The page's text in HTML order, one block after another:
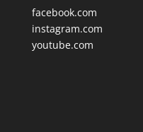
facebook.com
instagram.com
youtube.com